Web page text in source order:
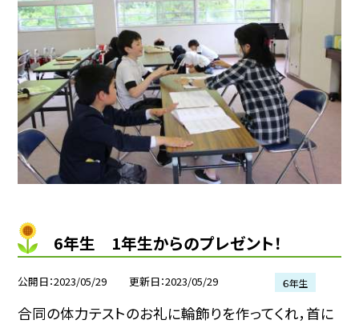
6年生 1年生からのプレゼント！
公開日 2023/05/29 更新日 2023/05/29 ６年生
合同の体力テストのお礼に輪飾りを作ってくれ，首に